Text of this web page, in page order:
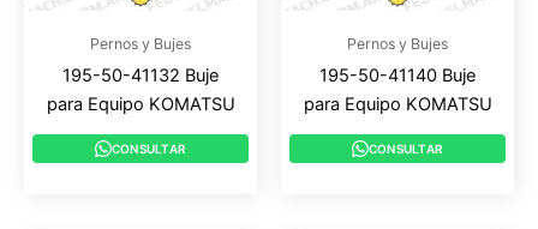
Pernos y Bujes
195-50-41132 Buje
para Equipo KOMATSU
CONSULTAR
Pernos y Bujes
195-50-41140 Buje
para Equipo KOMATSU
CONSULTAR